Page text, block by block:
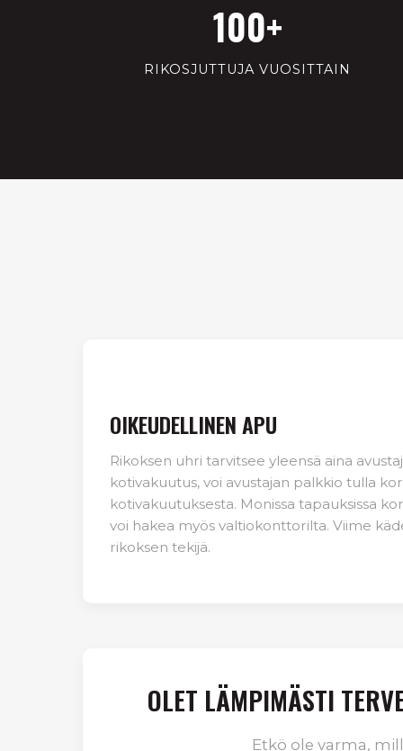
100+
RIKOSJUTTUJA VUOSITTAIN
OIKEUDELLINEN APU
Rikoksen uhri tarvitsee yleensä aina
kotivakuutus, voi avustajan palkkio tulla
kotivakuutuksesta. Monissa tapauksissa
voi hakea myös valtiokonttorilta. Viime
rikoksen tekijä.
OLET LÄMPIMÄSTI
Etkö ole varma,